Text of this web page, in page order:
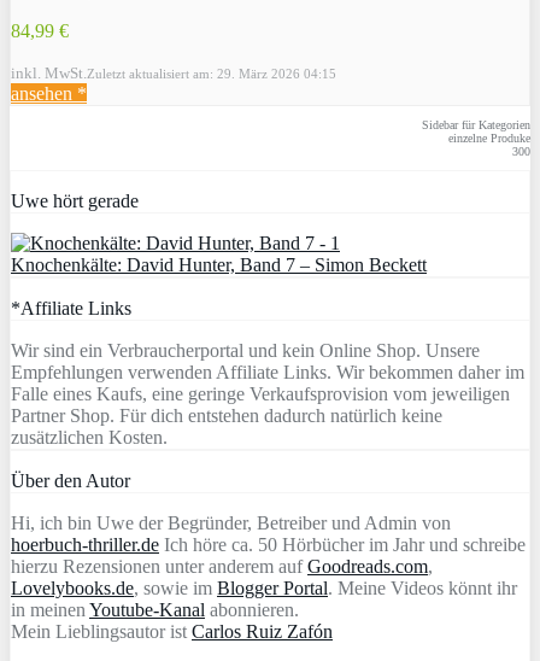
84,99 €
inkl. MwSt. Zuletzt aktualisiert am: 29. März 2026 04:15
ansehen *
Sidebar für Kategorien
einzelne Produke
300
Uwe hört gerade
Knochenkälte: David Hunter, Band 7 – Simon Beckett
*Affiliate Links
Wir sind ein Verbraucherportal und kein Online Shop. Unsere
Empfehlungen verwenden Affiliate Links. Wir bekommen daher im
Falle eines Kaufs, eine geringe Verkaufsprovision vom jeweiligen
Partner Shop. Für dich entstehen dadurch natürlich keine
zusätzlichen Kosten.
Über den Autor
Hi, ich bin Uwe der Begründer, Betreiber und Admin von
hoerbuch-thriller.de Ich höre ca. 50 Hörbücher im Jahr und schreibe
hierzu Rezensionen unter anderem aufGoodreads.com,
Lovelybooks.de, sowie im Blogger Portal. Meine Videos könnt ihr
in meinen Youtube-Kanal abonnieren.
Mein Lieblingsautor ist Carlos Ruiz Zafón